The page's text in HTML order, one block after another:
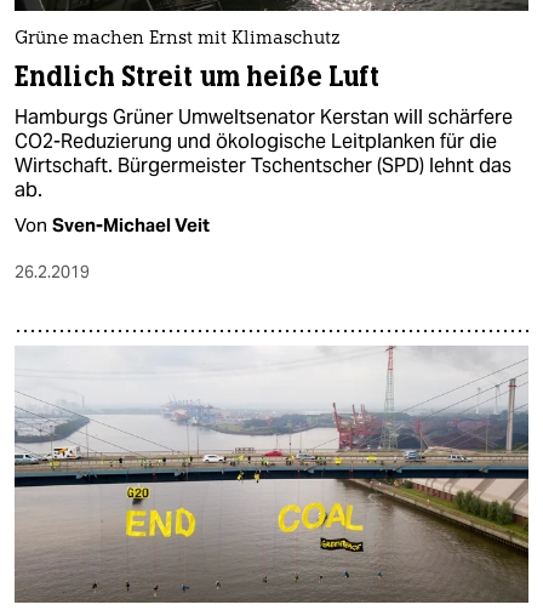
Grüne machen Ernst mit Klimaschutz
Endlich Streit um heiße Luft
Hamburgs Grüner Umweltsenator Kerstan will schärfere
CO2-Reduzierung und ökologische Leitplanken für die
Wirtschaft. Bürgermeister Tschentscher (SPD) lehnt das
ab.
Von Sven-Michael Veit
26.2.2019